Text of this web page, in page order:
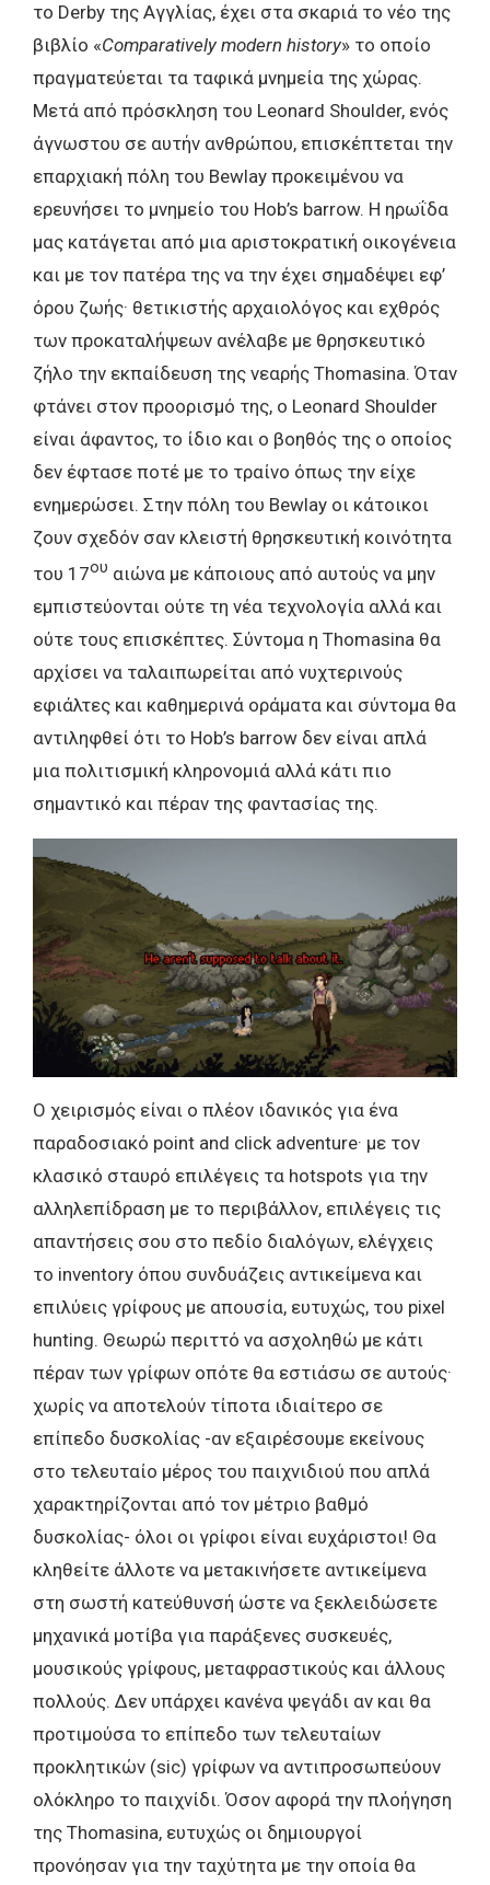
το Derby της Αγγλίας, έχει στα σκαριά το νέο της
βιβλίο «Comparatively modern history» το οποίο
πραγματεύεται τα ταφικά μνημεία της χώρας.
Μετά από πρόσκληση του Leonard Shoulder, ενός
άγνωστου σε αυτήν ανθρώπου, επισκέπτεται την
επαρχιακή πόλη του Bewlay προκειμένου να
ερευνήσει το μνημείο του Hob’s barrow. Η ηρωΐδα
μας κατάγεται από μια αριστοκρατική οικογένεια
και με τον πατέρα της να την έχει σημαδέψει εφ’
όρου ζωής· θετικιστής αρχαιολόγος και εχθρός
των προκαταλήψεων ανέλαβε με θρησκευτικό
ζήλο την εκπαίδευση της νεαρής Thomasina. Όταν
φτάνει στον προορισμό της, ο Leonard Shoulder
είναι άφαντος, το ίδιο και ο βοηθός της ο οποίος
δεν έφτασε ποτέ με το τραίνο όπως την είχε
ενημερώσει. Στην πόλη του Bewlay οι κάτοικοι
ζουν σχεδόν σαν κλειστή θρησκευτική κοινότητα
του 17ου αιώνα με κάποιους από αυτούς να μην
εμπιστεύονται ούτε τη νέα τεχνολογία αλλά και
ούτε τους επισκέπτες. Σύντομα η Thomasina θα
αρχίσει να ταλαιπωρείται από νυχτερινούς
εφιάλτες και καθημερινά οράματα και σύντομα θα
αντιληφθεί ότι το Hob’s barrow δεν είναι απλά
μια πολιτισμική κληρονομιά αλλά κάτι πιο
σημαντικό και πέραν της φαντασίας της.
Ο χειρισμός είναι ο πλέον ιδανικός για ένα
παραδοσιακό point and click adventure· με τον
κλασικό σταυρό επιλέγεις τα hotspots για την
αλληλεπίδραση με το περιβάλλον, επιλέγεις τις
απαντήσεις σου στο πεδίο διαλόγων, ελέγχεις
το inventory όπου συνδυάζεις αντικείμενα και
επιλύεις γρίφους με απουσία, ευτυχώς, του pixel
hunting. Θεωρώ περιττό να ασχοληθώ με κάτι
πέραν των γρίφων οπότε θα εστιάσω σε αυτούς·
χωρίς να αποτελούν τίποτα ιδιαίτερο σε
επίπεδο δυσκολίας -αν εξαιρέσουμε εκείνους
στο τελευταίο μέρος του παιχνιδιού που απλά
χαρακτηρίζονται από τον μέτριο βαθμό
δυσκολίας- όλοι οι γρίφοι είναι ευχάριστοι! Θα
κληθείτε άλλοτε να μετακινήσετε αντικείμενα
στη σωστή κατεύθυνσή ώστε να ξεκλειδώσετε
μηχανικά μοτίβα για παράξενες συσκευές,
μουσικούς γρίφους, μεταφραστικούς και άλλους
πολλούς. Δεν υπάρχει κανένα ψεγάδι αν και θα
προτιμούσα το επίπεδο των τελευταίων
προκλητικών (sic) γρίφων να αντιπροσωπεύουν
ολόκληρο το παιχνίδι. Όσον αφορά την πλοήγηση
της Thomasina, ευτυχώς οι δημιουργοί
προνόησαν για την ταχύτητα με την οποία θα